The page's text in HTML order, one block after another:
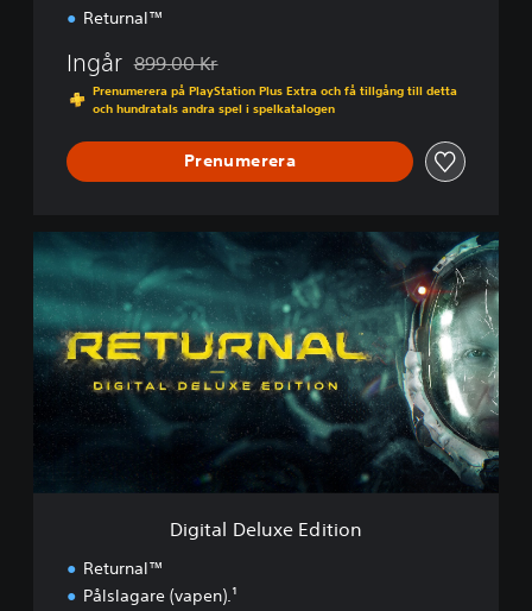
Returnal™
Ingår Nedsatt från ursprungspriset på 899.00 Kr
899.00 Kr
Prenumerera på PlayStation Plus Extra och få tillgång till detta
och hundratals andra spel i spelkatalogen
Prenumerera
t
a
e
x
Digital Deluxe Edition
Returnal™
Pålslagare (vapen).¹